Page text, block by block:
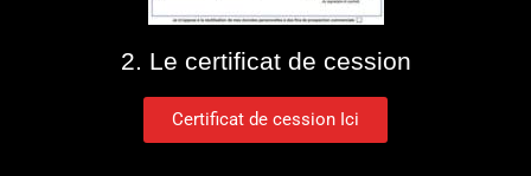
2. Le certificat de cession
Certificat de cession Ici